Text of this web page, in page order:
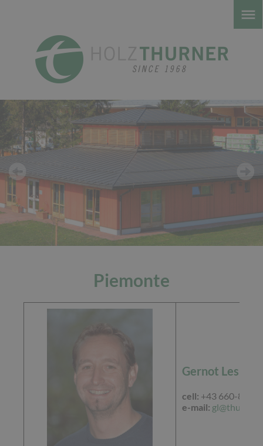
Piemonte
Gernot Lesiak
cell: +43 660-84 82
e-mail: gl@thu.at